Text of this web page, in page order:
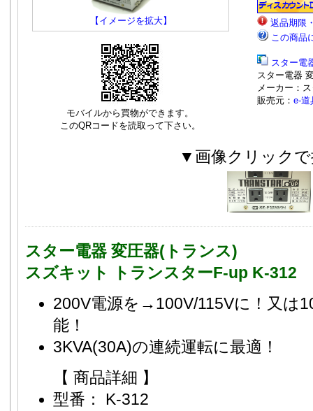
【イメージを拡大】
モバイルから買物ができます。
このQRコードを読取って下さい。
返品期限
この商品
スター電
スター電器
メーカー：
販売元： e-道
▼画像クリックで
スター電器 変圧器(トランス)
スズキット トランスターF-up K-312
200V電源を→100V/115Vに！又は
能！
3KVA(30A)の連続運転に最適！
【 商品詳細 】
型番： K-312